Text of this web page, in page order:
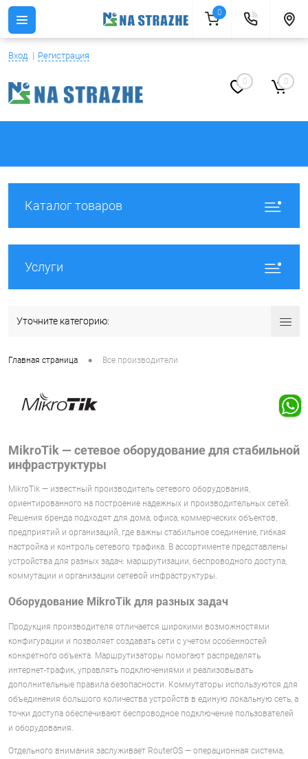
Вход Регистрация
0 0
Каталог товаров
Услуги
Уточните категорию:
Главная страница • Все производители
MikroTik — сетевое оборудование для стабильной
инфраструктуры
MikroTik — известный производитель сетевого оборудования,
ориентированного на построение надежных и производительных сетей.
Решения бренда подходят для дома, офиса, коммерческих объектов,
предприятий и организаций, где важны стабильное соединение, гибкая
настройка и контроль сетевого трафика. В ассортименте представлены
устройства для разных задач: маршрутизации, беспроводного доступа,
коммутации и организации сетевой инфраструктуры.
Оборудование MikroTik для разных задач
Продукция производителя отличается широкими возможностями
конфигурации и позволяет создавать сети с учетом особенностей
конкретного объекта. Маршрутизаторы помогают распределять
интернет-трафик, управлять подключениями и реализовывать
дополнительные правила безопасности. Коммутаторы используются для
объединения большого количества устройств в единую локальную сеть, а
точки доступа обеспечивают беспроводное подключение пользователей
и оборудования.
Отдельного внимания заслуживает RouterOS — операционная система,
0